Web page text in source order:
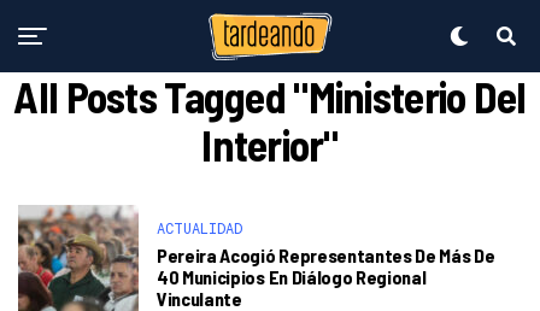
All Posts Tagged "Ministerio Del
Interior"
ACTUALIDAD
Pereira Acogió Representantes De Más De
40 Municipios En Diálogo Regional
Vinculante